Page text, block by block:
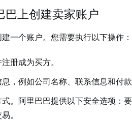
巴上创建卖家账户
一个账户。您需要执行以下操作：
册成为买方。
，例如公司名称、联系信息和付
。阿里巴巴提供以下安全选项：
。